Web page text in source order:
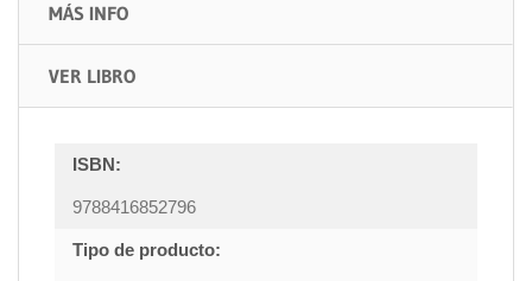
MÁS INFO
VER LIBRO
ISBN:
9788416852796
Tipo de producto: